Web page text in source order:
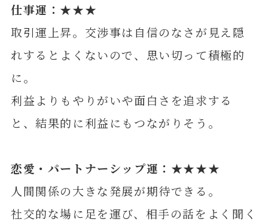
仕事運：★★★
取引運上昇。交渉事は自信のなさが見え隠
れするとよくないので、思い切って積極的
に。
利益よりもやりがいや面白さを追求する
と、結果的に利益にもつながりそう。
恋愛・パートナーシップ運：★★★★
人間関係の大きな発展が期待できる。
社交的な場に足を運び、相手の話をよく聞く